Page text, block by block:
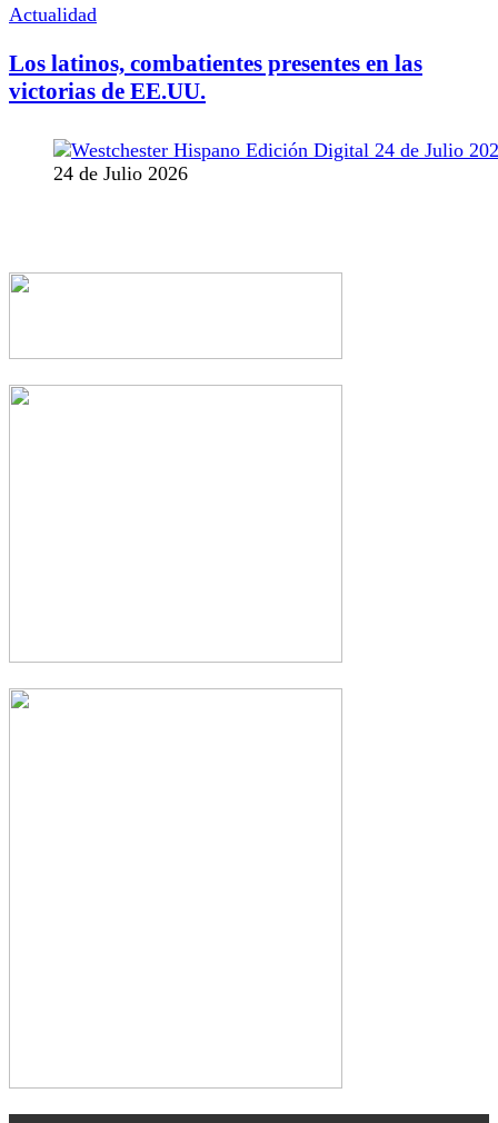
Actualidad
Los latinos, combatientes presentes en las
victorias de EE.UU.
24 de Julio 2026